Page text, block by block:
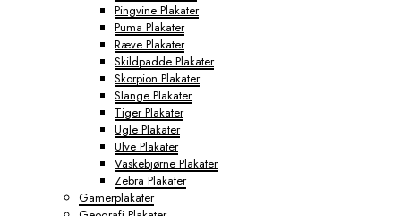
Pingvine Plakater
Puma Plakater
Ræve Plakater
Skildpadde Plakater
Skorpion Plakater
Slange Plakater
Tiger Plakater
Ugle Plakater
Ulve Plakater
Vaskebjørne Plakater
Zebra Plakater
Gamerplakater